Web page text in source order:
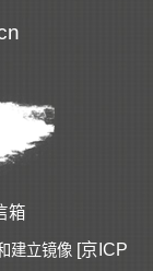
箱
建立镜像 [京ICP